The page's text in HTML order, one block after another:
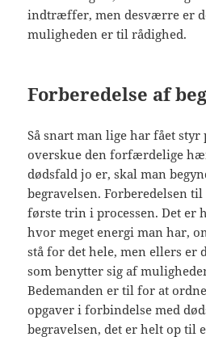
indtræffer, men desværre er
muligheden er til rådighed.
Forberedelse af
Så snart man lige har fået styr
overskue den forfærdelige
dødsfald jo er, skal man
begravelsen. Forberedelsen
første trin i processen. Det er
hvor meget energi man har,
stå for det hele, men ellers er
som benytter sig af
Bedemanden er til for at
opgaver i forbindelse med
begravelsen, det er helt op til